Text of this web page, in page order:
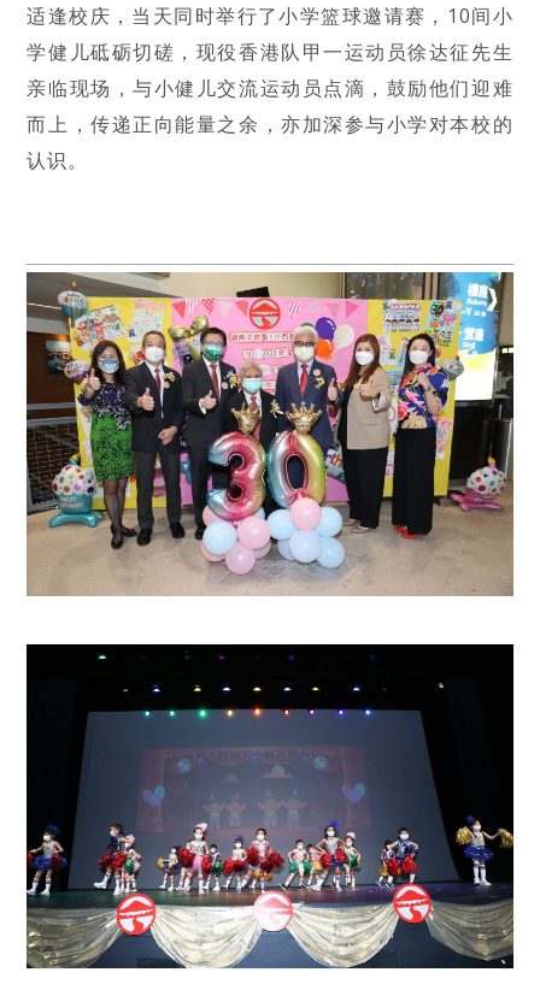
适逢校庆，当天同时举行了小学篮球邀请赛，10间小
学健儿砥砺切磋，现役香港队甲一运动员徐达征先生
亲临现场，与小健儿交流运动员点滴，鼓励他们迎难
而上，传递正向能量之余，亦加深参与小学对本校的
认识。